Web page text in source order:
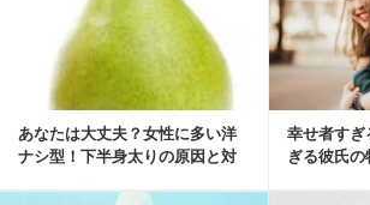
あなたは大丈夫？女性に多い洋
ナシ型！下半身太りの原因と対
幸せ者す
ぎる彼氏